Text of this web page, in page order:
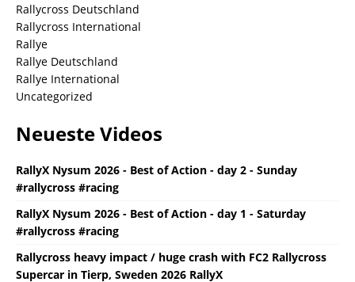
Rallycross Deutschland
Rallycross International
Rallye
Rallye Deutschland
Rallye International
Uncategorized
Neueste Videos
RallyX Nysum 2026 - Best of Action - day 2 - Sunday
#rallycross #racing
RallyX Nysum 2026 - Best of Action - day 1 - Saturday
#rallycross #racing
Rallycross heavy impact / huge crash with FC2 Rallycross
Supercar in Tierp, Sweden 2026 RallyX